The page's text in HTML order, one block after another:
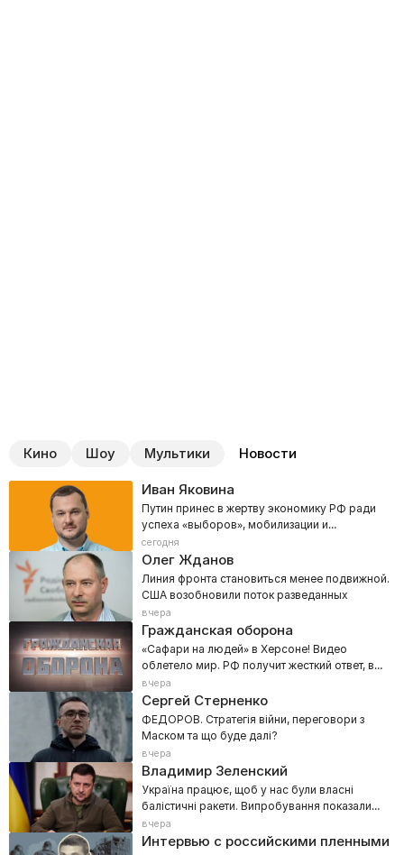
Кино Шоу Мультики Новости
Иван Яковина
Путин принес в жертву экономику РФ ради
успеха «выборов», мобилизации и
наступления на Донбасс
сегодня
Олег Жданов
Линия фронта становиться менее подвижной.
США возобновили поток разведанных
вчера
Гражданская оборона
«Сафари на людей» в Херсоне! Видео
облетело мир. РФ получит жесткий ответ, в
Кремле задрожали
вчера
Сергей Стерненко
ФЕДОРОВ. Стратегія війни, переговори з
Маском та що буде далі?
вчера
Владимир Зеленский
Україна працює, щоб у нас були власні
балістичні ракети. Випробування показали
хороші перспективи
вчера
Интервью с российскими пленными